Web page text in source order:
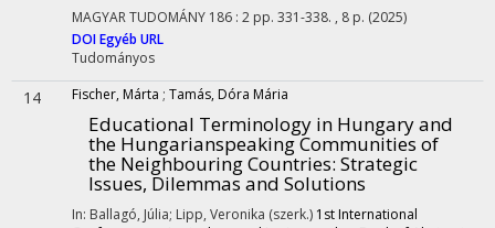
MAGYAR TUDOMÁNY 186 : 2 pp. 331-338. , 8 p. (2025)
DOIEgyéb URL
Tudományos
14 Fischer, Márta ; Tamás, Dóra Mária
Educational Terminology in Hungary and
the Hungarianspeaking Communities of
the Neighbouring Countries: Strategic
Issues, Dilemmas and Solutions
In: Ballagó, Júlia; Lipp, Veronika (szerk.) 1st International